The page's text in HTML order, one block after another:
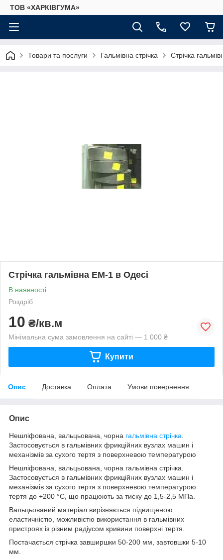
ТОВ «ХАРКІВГУМА»
Товари та послуги Гальмівна стрічка Стрічка
Стрічка гальмівна ЕМ-1 в Одесі
В наявності
Роздріб
10 ₴/кв.м
Мінімальна сума замовлення на сайті — 1 000 ₴
Купити
Опис Доставка Оплата Умови повернення
Опис
Нешліфована, вальцьована, чорна гальмівна стрічка
Застосовується в гальмівних фрикційних вузлах машин і
механізмів за сухого тертя з поверхневою температурою
Нешліфована, вальцьована, чорна гальмівна стрічка.
Застосовується в гальмівних фрикційних вузлах машин і
механізмів за сухого тертя з поверхневою температурою
тертя до +200 °C, що працюють за тиску до 1,5-2,5 МПа.
Вальцьований матеріал вирізняється підвищеною
еластичністю, можливістю використання в гальмівних
пристроях із різним радіусом кривини поверхні тертя.
Постачається стрічка завширшки 50-200 мм, завтовшки 5-10
мм.